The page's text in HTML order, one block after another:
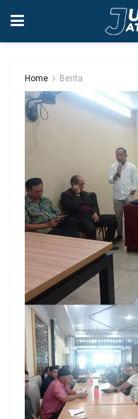
Home Berita